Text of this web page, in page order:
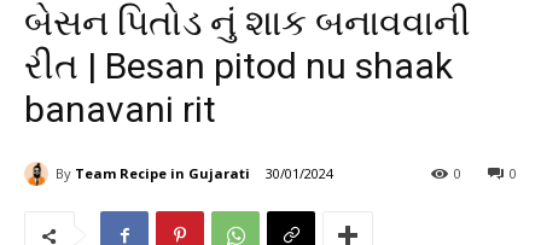
બેસન પિતોડ નું શાક બનાવવાની
રીત | Besan pitod nu shaak
banavani rit
By Team Recipe in Gujarati 30/01/2024 0
0